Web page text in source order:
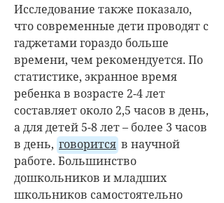
Исследование также показало,
что современные дети проводят с
гаджетами гораздо больше
времени, чем рекомендуется. По
статистике, экранное время
ребенка в возрасте 2-4 лет
составляет около 2,5 часов в день,
а для детей 5-8 лет – более 3 часов
в день, говорится в научной
работе. Большинство
дошкольников и младших
школьников самостоятельно